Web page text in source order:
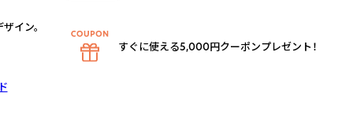
イン。
すぐに使える5,000円クーポンプレゼント！